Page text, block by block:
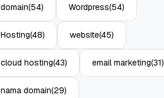
domain(54) Wordpress(54)
Hosting(48) website(45)
cloud hosting(43) email marketing(31)
nama domain(29)